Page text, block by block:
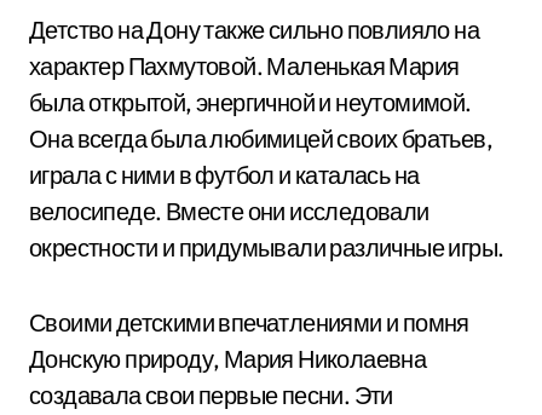
Детство на Дону также сильно повлияло на
характер Пахмутовой. Маленькая Мария
была открытой, энергичной и неутомимой.
Она всегда была любимицей своих братьев,
играла с ними в футбол и каталась на
велосипеде. Вместе они исследовали
окрестности и придумывали различные игры.
Своими детскими впечатлениями и помня
Донскую природу, Мария Николаевна
создавала свои первые песни. Эти